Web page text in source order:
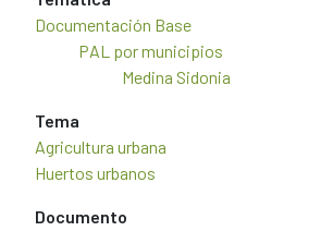
Documentación Base
PAL por municipios
Medina Sidonia
Tema
Agricultura urbana
Huertos urbanos
Documento